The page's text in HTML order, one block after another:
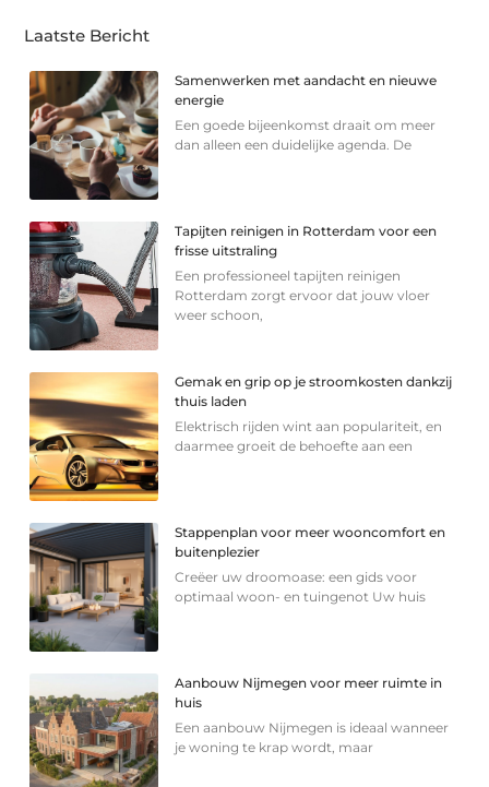
Laatste Bericht
Samenwerken met aandacht en nieuwe
energie
Een goede bijeenkomst draait om meer
dan alleen een duidelijke agenda. De
Tapijten reinigen in Rotterdam voor een
frisse uitstraling
Een professioneel tapijten reinigen
Rotterdam zorgt ervoor dat jouw vloer
weer schoon,
Gemak en grip op je stroomkosten dankzij
thuis laden
Elektrisch rijden wint aan populariteit, en
daarmee groeit de behoefte aan een
Stappenplan voor meer wooncomfort en
buitenplezier
Creëer uw droomoase: een gids voor
optimaal woon- en tuingenot Uw huis
Aanbouw Nijmegen voor meer ruimte in
huis
Een aanbouw Nijmegen is ideaal wanneer
je woning te krap wordt, maar